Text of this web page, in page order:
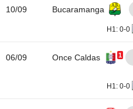
10/09 Bucaramanga
H1: 0-0
06/09 Once Caldas 1
H1: 0-0